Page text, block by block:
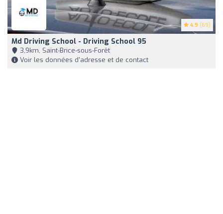
4.9 (69)
Md Driving School - Driving School 95
3,9km, Saint-Brice-sous-Forêt
Voir les données d'adresse et de contact